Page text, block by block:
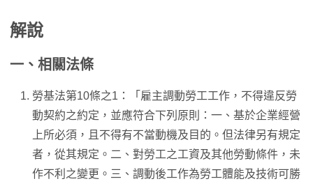
解說
一、相關法條
勞基法第10條之1：「雇主調動勞工工作，不得違反勞
動契約之約定，並應符合下列原則：一、基於企業經營
上所必須，且不得有不當動機及目的。但法律另有規定
者，從其規定。二、對勞工之工資及其他勞動條件，未
作不利之變更。三、調動後工作為勞工體能及技術可勝